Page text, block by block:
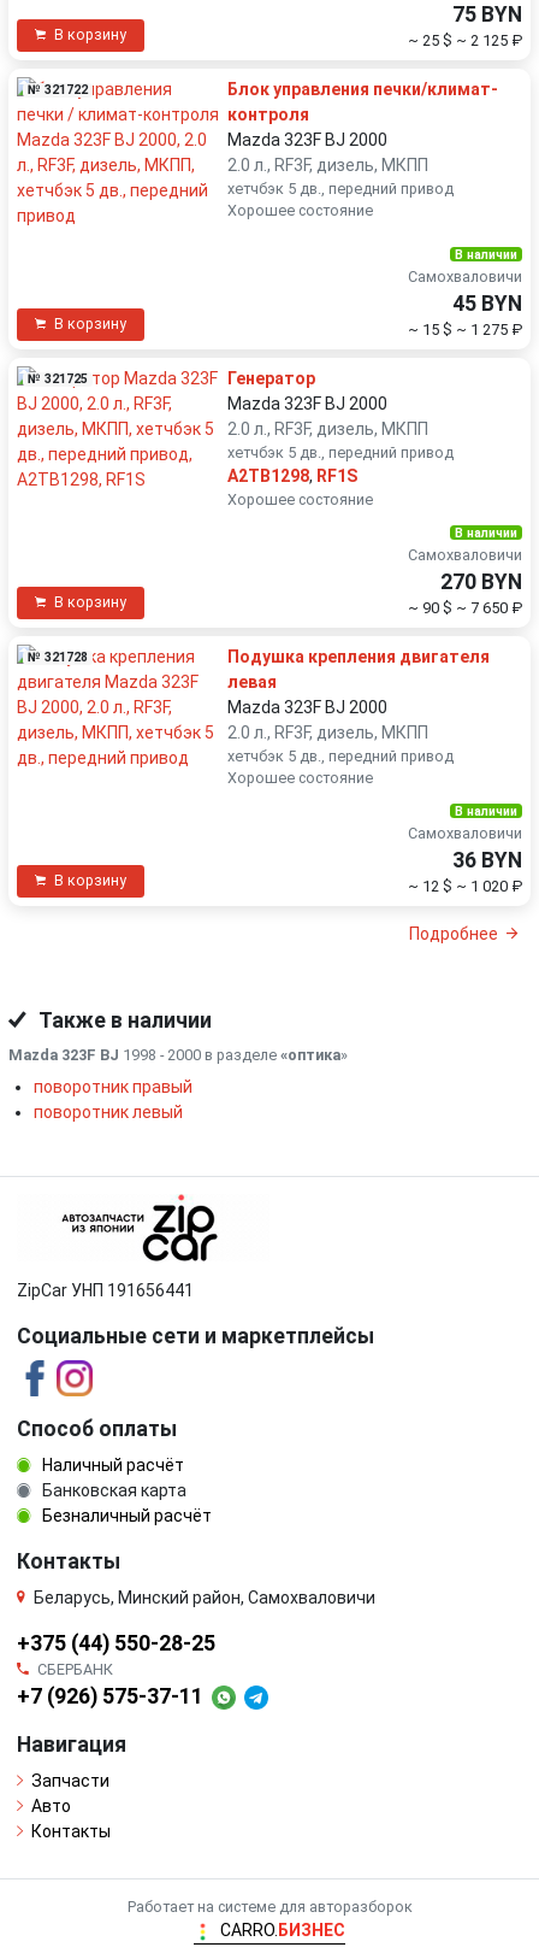
В корзину
75 BYN
~ 25 $ ~ 2 125 ₽
№ 321722
Блок управления печки/климат-
контроля
Mazda 323F BJ 2000
2.0 л., RF3F, дизель, МКПП
хетчбэк 5 дв., передний привод
Хорошее состояние
В корзину
В наличии
Самохваловичи
45 BYN
~ 15 $ ~ 1 275 ₽
№ 321725
Генератор
Mazda 323F BJ 2000
2.0 л., RF3F, дизель, МКПП
хетчбэк 5 дв., передний привод
A2TB1298, RF1S
Хорошее состояние
В корзину
В наличии
Самохваловичи
270 BYN
~ 90 $ ~ 7 650 ₽
№ 321728
Подушка крепления двигателя
левая
Mazda 323F BJ 2000
2.0 л., RF3F, дизель, МКПП
хетчбэк 5 дв., передний привод
Хорошее состояние
В корзину
В наличии
Самохваловичи
36 BYN
~ 12 $ ~ 1 020 ₽
Подробнее
Также в наличии
Mazda 323F BJ 1998 - 2000 в разделе «оптика»
поворотник правый
поворотник левый
ZipCar УНП 191656441
Социальные сети и маркетплейсы
Способ оплаты
Наличный расчёт
Банковская карта
Безналичный расчёт
Контакты
Беларусь, Минский район, Самохваловичи
+375 (44) 550-28-25
СБЕРБАНК
+7 (926) 575-37-11
Навигация
Запчасти
Авто
Контакты
Работает на системе для авторазборок
CARRO. БИЗНЕС